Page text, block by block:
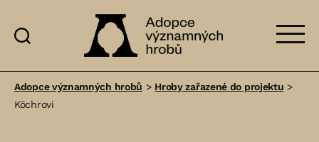
významných
Adopce významných hrobů > Hroby zařazené do projektu >
Köchrovi